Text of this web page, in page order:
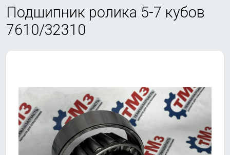
Подшипник ролика 5-7 кубов
7610/32310